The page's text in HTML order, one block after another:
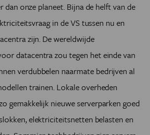
dan onze planeet. Bijna de helft van de
in de VS tussen nu en
zijn. De wereldwijde
datacentra zou tegen het einde van
verdubbelen naarmate bedrijven al
trainen. Lokale overheden
gemakkelijk nieuwe serverparken goed
elektriciteitsnetten belasten en